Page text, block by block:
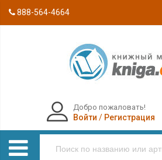
888-564-4664
Добро пожаловать!
Войти / Регистрация